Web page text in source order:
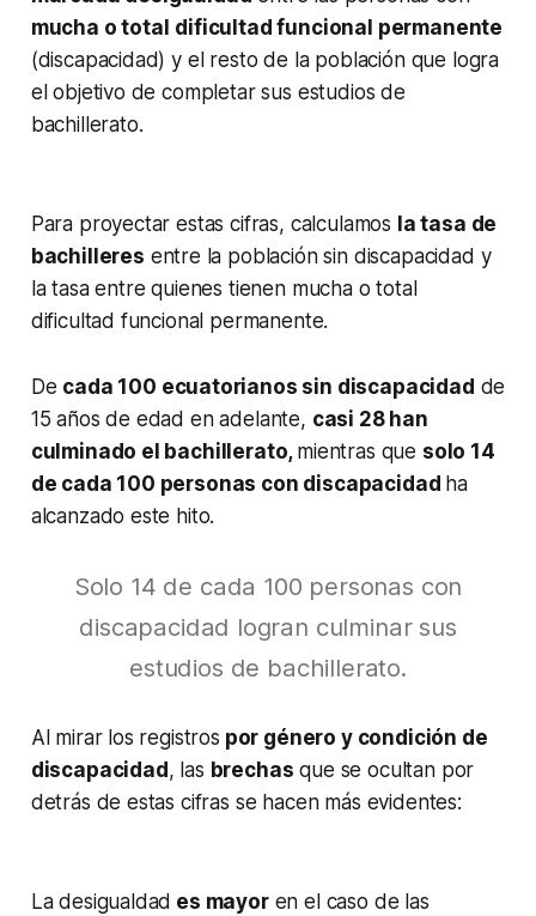
mucha o total dificultad funcional permanente
(discapacidad) y el resto de la población que logra
el objetivo de completar sus estudios de
bachillerato.
Para proyectar estas cifras, calculamos la tasa de
bachilleres entre la población sin discapacidad y
la tasa entre quienes tienen mucha o total
dificultad funcional permanente.
De cada 100 ecuatorianos sin discapacidad de
15 años de edad en adelante, casi 28 han
culminado el bachillerato, mientras que solo 14
de cada 100 personas con discapacidad ha
alcanzado este hito.
Solo 14 de cada 100 personas con
discapacidad logran culminar sus
estudios de bachillerato.
Al mirar los registros por género y condición de
discapacidad , las brechas que se ocultan por
detrás de estas cifras se hacen más evidentes:
La desigualdad es mayoren el caso de las